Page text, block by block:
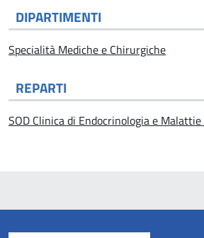
DIPARTIMENTI
Specialità Mediche e Chirurgiche
REPARTI
SOD Clinica di Endocrinologia e